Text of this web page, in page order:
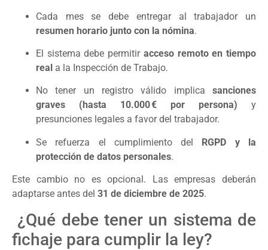
Cada mes se debe entregar al trabajador un
resumen horario junto con la nómina.
El sistema debe permitir acceso remoto en tiempo
real a la Inspección de Trabajo.
No tener un registro válido implica sanciones
graves (hasta 10.000 € por persona) y
presunciones legales a favor del trabajador.
Se refuerza el cumplimiento del RGPD y la
protección de datos personales.
Este cambio no es opcional. Las empresas deberán
adaptarse antes del 31 de diciembre de 2025.
¿Qué debe tener un sistema de
fichaje para cumplir la ley?